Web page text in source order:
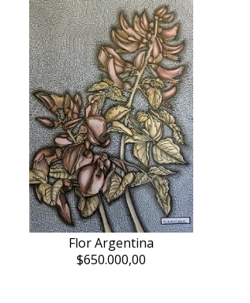
Flor Argentina
$650.000,00